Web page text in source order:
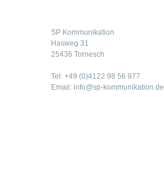
SP Kommunikation
Hasweg 31
25436 Tornesch
Tel: +49 (0)4122 98 56 977
Email: info@sp-kommunikation.de